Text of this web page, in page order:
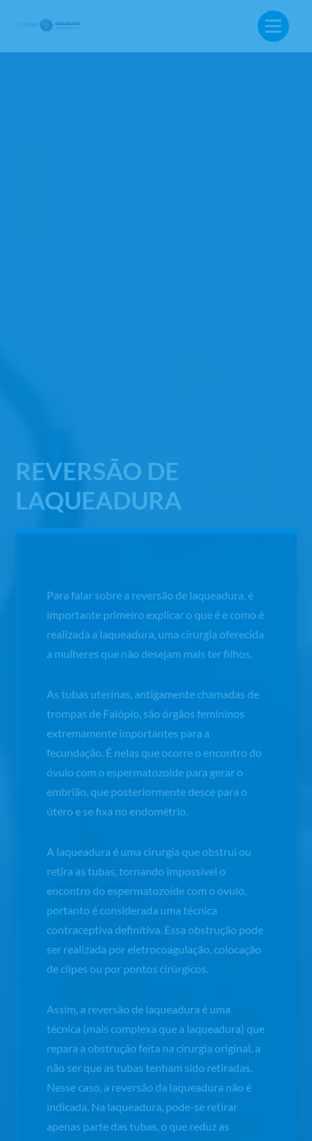
REVERSÃO DE
LAQUEADURA
Para falar sobre a reversão de laqueadura, é
importante primeiro explicar o que é e como é
realizada a laqueadura, uma cirurgia oferecida
a mulheres que não desejam mais ter filhos.
As tubas uterinas, antigamente chamadas de
trompas de Falópio, são órgãos femininos
extremamente importantes para a
fecundação. É nelas que ocorre o encontro do
óvulo com o espermatozoide para gerar o
embrião, que posteriormente desce para o
útero e se fixa no endométrio.
A laqueadura é uma cirurgia que obstrui ou
retira as tubas, tornando impossível o
encontro do espermatozoide com o óvulo,
portanto é considerada uma técnica
contraceptiva definitiva. Essa obstrução pode
ser realizada por eletrocoagulação, colocação
de clipes ou por pontos cirúrgicos.
Assim, a reversão de laqueadura é uma
técnica (mais complexa que a laqueadura) que
repara a obstrução feita na cirurgia original, a
não ser que as tubas tenham sido retiradas.
Nesse caso, a reversão da laqueadura não é
indicada. Na laqueadura, pode-se retirar
apenas parte das tubas, o que reduz as